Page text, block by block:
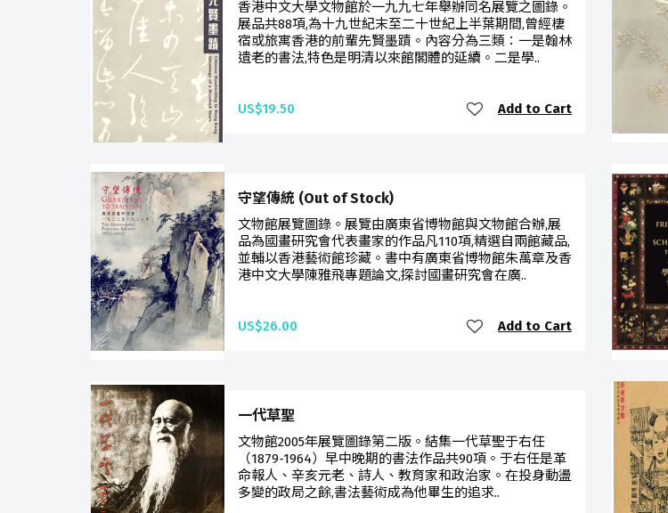
香港中文大學文物館於一九九七年舉辦同名展覽之圖錄。
展品共88項,為十九世紀末至二十世紀上半葉期間,曾經棲
宿或旅寓香港的前輩先賢墨蹟。內容分為三類：一是翰林
遺老的書法,特色是明清以來館閣體的延續。二是學..
US$19.50 Add to Cart
守望傳統 (Out of Stock)
文物館展覽圖錄。展覽由廣東省博物館與文物館合辦,展
品為國畫研究會代表畫家的作品凡110項,精選自兩館藏品,
並輔以香港藝術館珍藏。書中有廣東省博物館朱萬章及香
港中文大學陳雅飛專題論文,探討國畫研究會在廣..
US$26.00 Add to Cart
一代草聖
文物館2005年展覽圖錄第二版。結集一代草聖于右任
（1879-1964）早中晚期的書法作品共90項。于右任是革
命報人、辛亥元老、詩人、教育家和政治家。在投身動盪
多變的政局之餘,書法藝術成為他畢生的追求..